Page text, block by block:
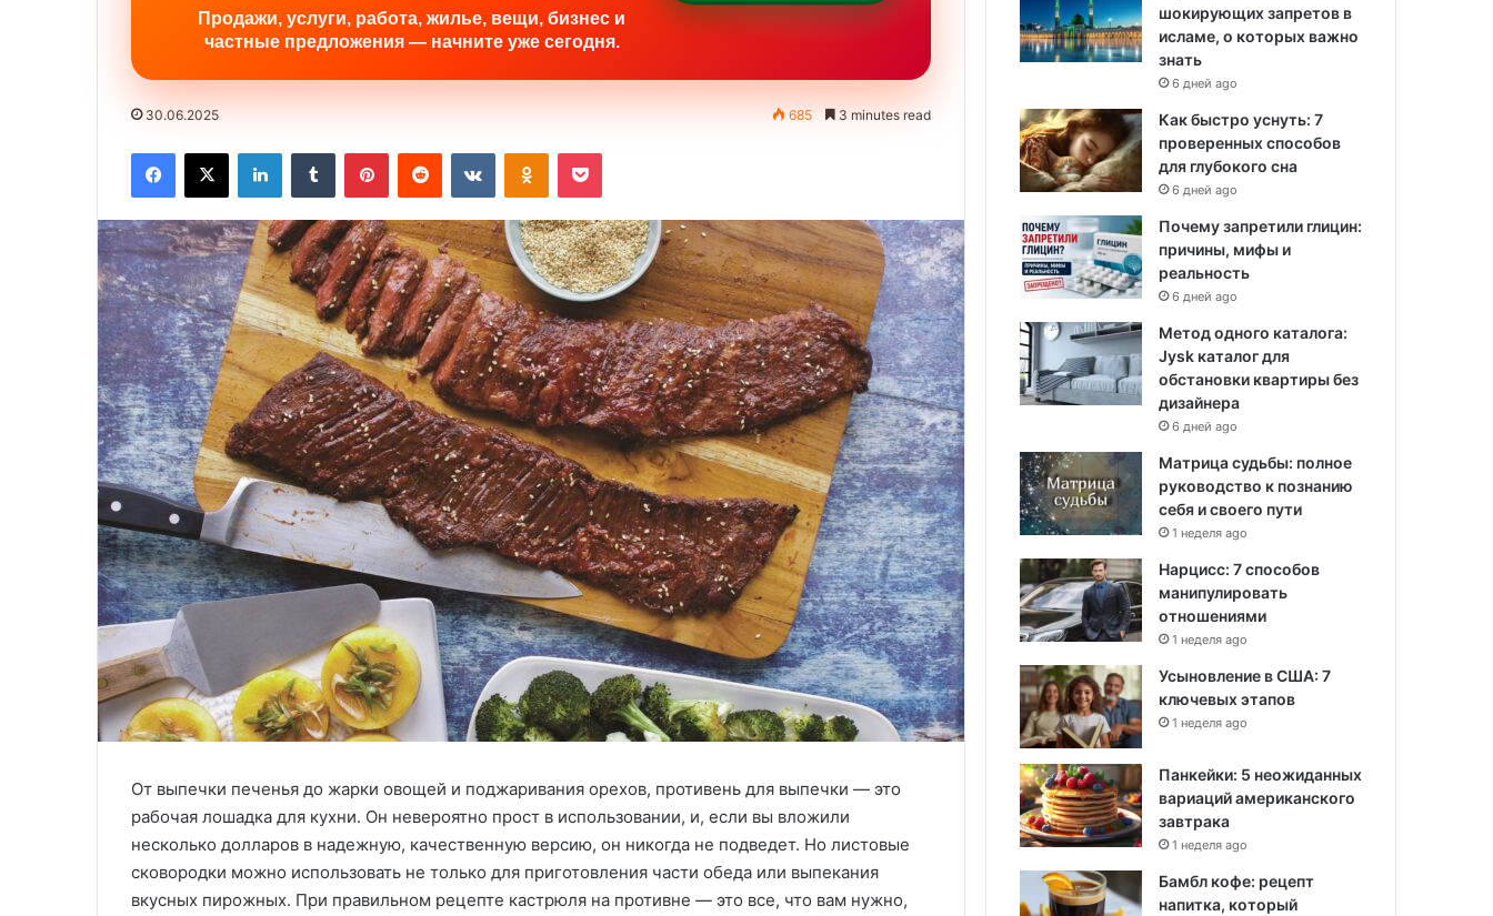
Продажи, услуги, работа, жилье, вещи, бизнес и
частные предложения — начните уже сегодня.
30.06.2025 685 3 minutes read
Facebook
X LinkedInTumblr PinterestReddit VKontakteOdnoklassniki
Pocket
От выпечки печенья до жарки овощей и поджаривания орехов, противень для выпечки — это
рабочая лошадка для кухни. Он невероятно прост в использовании, и, если вы вложили
несколько долларов в надежную, качественную версию, он никогда не подведет. Но листовые
сковородки можно использовать не только для приготовления части обеда или выпекания
вкусных пирожных. При правильном рецепте кастрюля на противне — это все, что вам нужно,
шокирующих запретов в
исламе, о которых важно
знать
6 дней ago
Как быстро уснуть: 7
проверенных способов
для глубокого сна
6 дней ago
Почему запретили глицин:
причины, мифы и
реальность
6 дней ago
Метод одного каталога:
Jysk каталог для
обстановки квартиры без
дизайнера
6 дней ago
Матрица судьбы: полное
руководство к познанию
себя и своего пути
1 неделя ago
Нарцисс: 7 способов
манипулировать
отношениями
1 неделя ago
Усыновление в США: 7
ключевых этапов
1 неделя ago
Панкейки: 5 неожиданных
вариаций американского
завтрака
1 неделя ago
Бамбл кофе: рецепт
напитка, который